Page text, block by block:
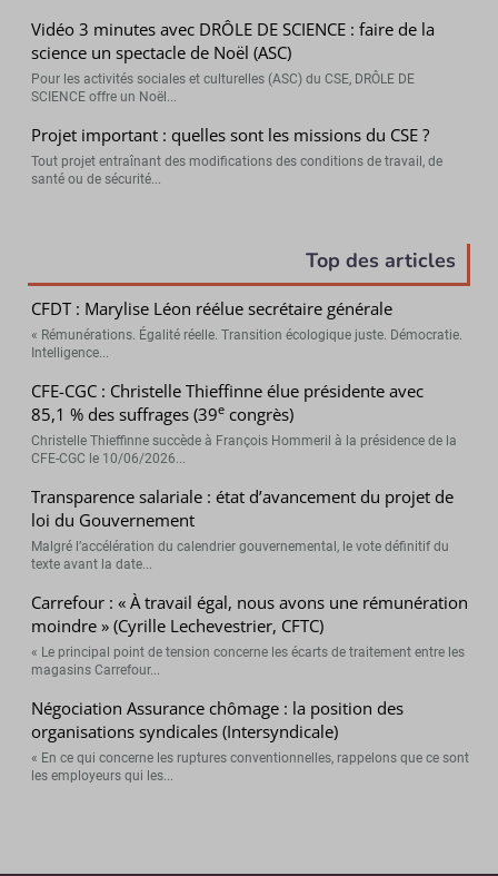
Vidéo 3 minutes avec DRÔLE DE SCIENCE : faire de la
science un spectacle de Noël (ASC)
Pour les activités sociales et culturelles (ASC) du CSE, DRÔLE DE
SCIENCE offre un Noël...
Projet important : quelles sont les missions du CSE ?
Tout projet entraînant des modifications des conditions de travail, de
santé ou de sécurité...
Top des articles
CFDT : Marylise Léon réélue secrétaire générale
« Rémunérations. Égalité réelle. Transition écologique juste. Démocratie.
Intelligence...
CFE-CGC : Christelle Thieffinne élue présidente avec
85,1 % des suffrages (39e congrès)
Christelle Thieffinne succède à François Hommeril à la présidence de la
CFE-CGC le 10/06/2026...
Transparence salariale : état d’avancement du projet de
loi du Gouvernement
Malgré l’accélération du calendrier gouvernemental, le vote définitif du
texte avant la date...
Carrefour : « À travail égal, nous avons une rémunération
moindre » (Cyrille Lechevestrier, CFTC)
« Le principal point de tension concerne les écarts de traitement entre les
magasins Carrefour...
Négociation Assurance chômage : la position des
organisations syndicales (Intersyndicale)
« En ce qui concerne les ruptures conventionnelles, rappelons que ce sont
les employeurs qui les...